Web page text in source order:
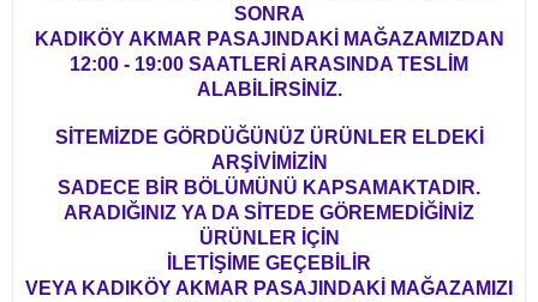
SONRA
KADIKÖY AKMAR PASAJINDAKİ MAĞAZAMIZDAN
12:00 - 19:00 SAATLERİ ARASINDA TESLİM
ALABİLİRSİNİZ.
SİTEMİZDE GÖRDÜĞÜNÜZ ÜRÜNLER ELDEKİ
ARŞİVİMİZİN
SADECE BİR BÖLÜMÜNÜ KAPSAMAKTADIR.
ARADIĞINIZ YA DA SİTEDE GÖREMEDİĞİNİZ
ÜRÜNLER İÇİN
İLETİŞİME GEÇEBİLİR
VEYA KADIKÖY AKMAR PASAJINDAKİ MAĞAZAMIZI